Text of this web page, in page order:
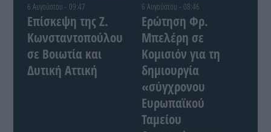
6 Αυγούστου - 09:47
Επίσκεψη της Ζ.
Κωνσταντοπούλου
σε Βοιωτία και
Δυτική Αττική
6 Αυγούστου - 08:46
Ερώτηση Φρ.
Μπελέρη σε
Κομισιόν για τη
δημιουργία
«σύγχρονου
Ευρωπαϊκού
Ταμείου